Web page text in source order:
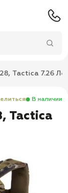
Tactica 7.26
В наличии
Tactica